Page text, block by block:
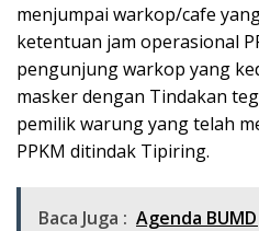
menjumpai warkop/cafe
ketentuan jam operasional
pengunjung warkop yang
masker dengan Tindakan
pemilik warung yang telah
PPKM ditindak Tipiring.
Baca Juga : Agenda